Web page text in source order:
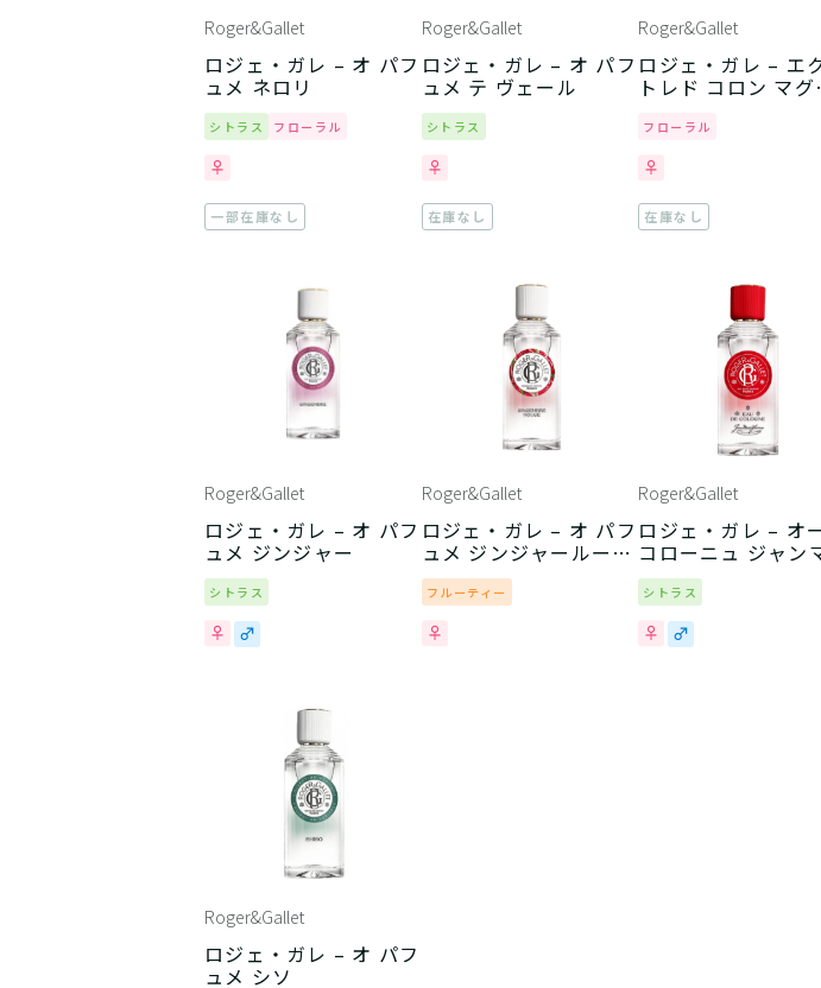
Roger&Gallet
ロジェ・ガレ – オ パフ
ュメ ネロリ
シトラス フローラル
一部在庫なし
Roger&Gallet
ロジェ・ガレ – オ パフ
ュメ テ ヴェール
シトラス
在庫なし
Roger&Gallet
ロジェ・ガレ – エ
トレド コロン マグ
フローラル
在庫なし
Roger&Gallet
ロジェ・ガレ – オ パフ
ュメ ジンジャー
シトラス
Roger&Gallet
ロジェ・ガレ – オ パフ
ュメ ジンジャールージ
ュ
フルーティー
Roger&Gallet
ロジェ・ガレ – オ
コローニュ ジャン
ファリナ
シトラス
Roger&Gallet
ロジェ・ガレ – オ パフ
ュメ シソ